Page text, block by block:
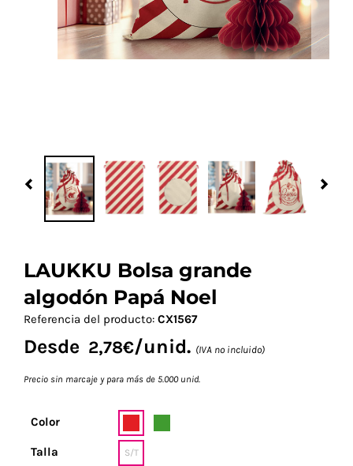
Más Regalos
Previous
LAUKKU Bolsa grande
algodón Papá Noel
Referencia del producto: CX1567
Desde 2,78€/unid. (IVA no incluido)
Precio sin marcaje y para más de 5.000 unid.
Color
Talla S/T